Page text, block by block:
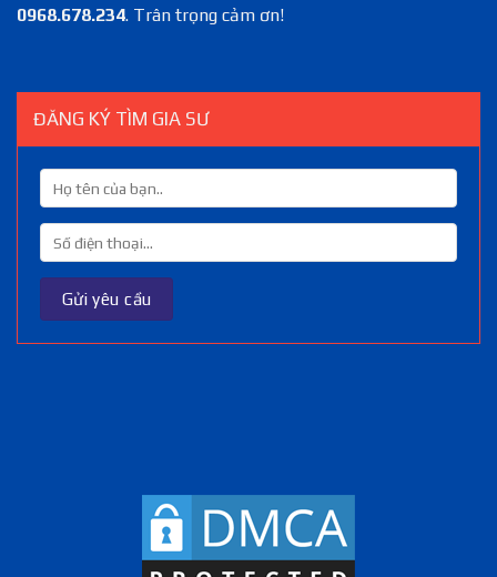
0968.678.234. Trân trọng cảm ơn!
ĐĂNG KÝ TÌM GIA SƯ